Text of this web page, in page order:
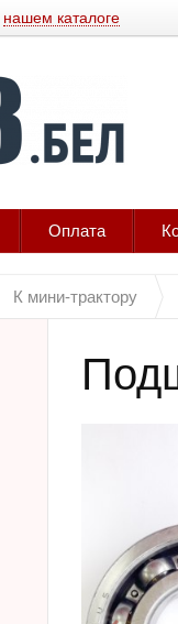
нашем каталоге
Оплата
К мини-трактору